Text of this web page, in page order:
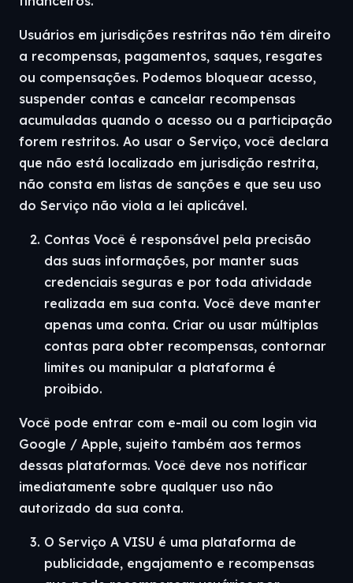
Usuários em jurisdições restritas não têm direito
a recompensas, pagamentos, saques, resgates
ou compensações. Podemos bloquear acesso,
suspender contas e cancelar recompensas
acumuladas quando o acesso ou a participação
forem restritos. Ao usar o Serviço, você declara
que não está localizado em jurisdição restrita,
não consta em listas de sanções e que seu uso
do Serviço não viola a lei aplicável.
Contas Você é responsável pela precisão
das suas informações, por manter suas
credenciais seguras e por toda atividade
realizada em sua conta. Você deve manter
apenas uma conta. Criar ou usar múltiplas
contas para obter recompensas, contornar
limites ou manipular a plataforma é
proibido.
Você pode entrar com e-mail ou com login via
Google / Apple, sujeito também aos termos
dessas plataformas. Você deve nos notificar
imediatamente sobre qualquer uso não
autorizado da sua conta.
O Serviço A VISU é uma plataforma de
publicidade, engajamento e recompensas